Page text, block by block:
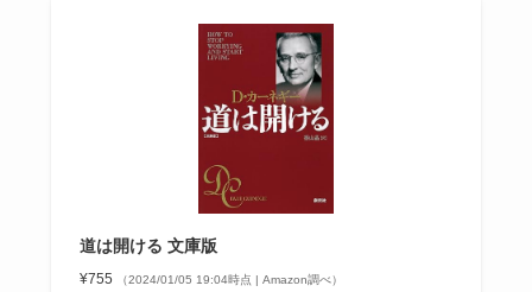
道は開ける 文庫版
¥755 （2024/01/05 19:04時点 | Amazon調べ）